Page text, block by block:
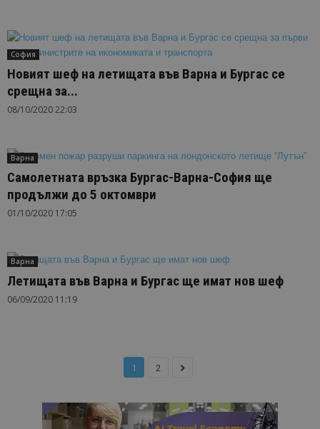
София
Новият шеф на летищата във Варна и Бургас се
срещна за...
08/10/2020 22:03
Варна
Самолетната връзка Бургас-Варна-София ще
продължи до 5 октомври
01/10/2020 17:05
Варна
Летищата във Варна и Бургас ще имат нов шеф
06/09/2020 11:19
1 2